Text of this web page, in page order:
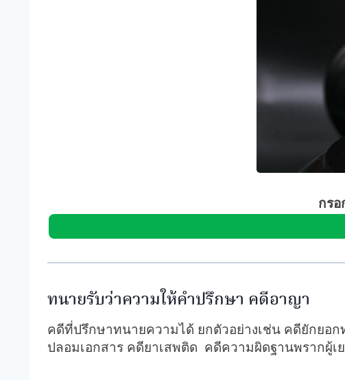
กร
ทนายรับว่าความให้คำปรึกษา คดีอาญา
คดีที่ปรึกษาทนายความได้ ยกตัวอย่างเช่น คดียักย
ปลอมเอกสาร คดียาเสพติด คดีความผิดฐานพรากผู้